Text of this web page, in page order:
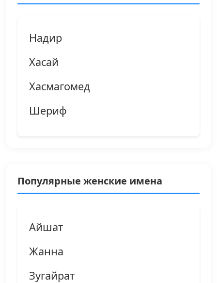
Надир
Хасай
Хасмагомед
Шериф
Популярные женские имена
Айшат
Жанна
Зугайрат